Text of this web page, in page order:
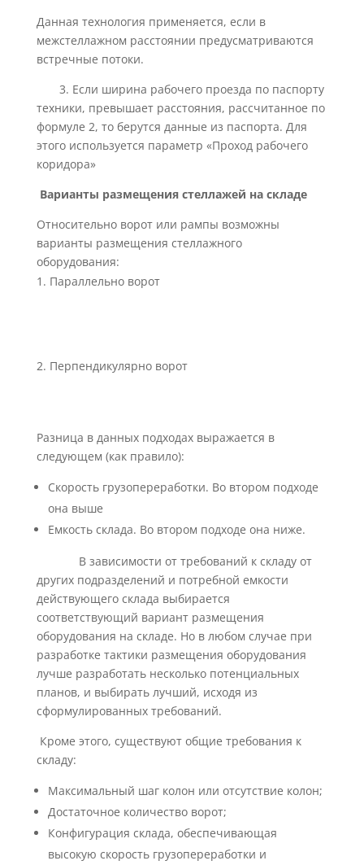
Данная технология применяется, если в
межстеллажном расстоянии предусматриваются
встречные потоки.
3. Если ширина рабочего проезда по паспорту
техники, превышает расстояния, рассчитанное по
формуле 2, то берутся данные из паспорта. Для
этого используется параметр «Проход рабочего
коридора»
Варианты размещения стеллажей на складе
Относительно ворот или рампы возможны
варианты размещения стеллажного
оборудования:
Параллельно ворот
2. Перпендикулярно ворот
Разница в данных подходах выражается в
следующем (как правило):
Скорость грузопереработки. Во втором подходе
она выше
Емкость склада. Во втором подходе она ниже.
В зависимости от требований к складу от
других подразделений и потребной емкости
действующего склада выбирается
соответствующий вариант размещения
оборудования на складе. Но в любом случае при
разработке тактики размещения оборудования
лучше разработать несколько потенциальных
планов, и выбирать лучший, исходя из
сформулированных требований.
Кроме этого, существуют общие требования к
складу:
Максимальный шаг колон или отсутствие колон;
Достаточное количество ворот;
Конфигурация склада, обеспечивающая
высокую скорость грузопереработки и